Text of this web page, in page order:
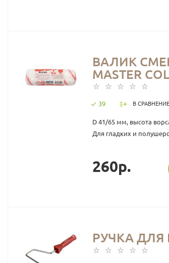
ВАЛИК
МASTER
39 В СРАВНЕНИЕ
D 41/65 мм, высота
Для гладких и
260р.
РУЧКА ДЛЯ